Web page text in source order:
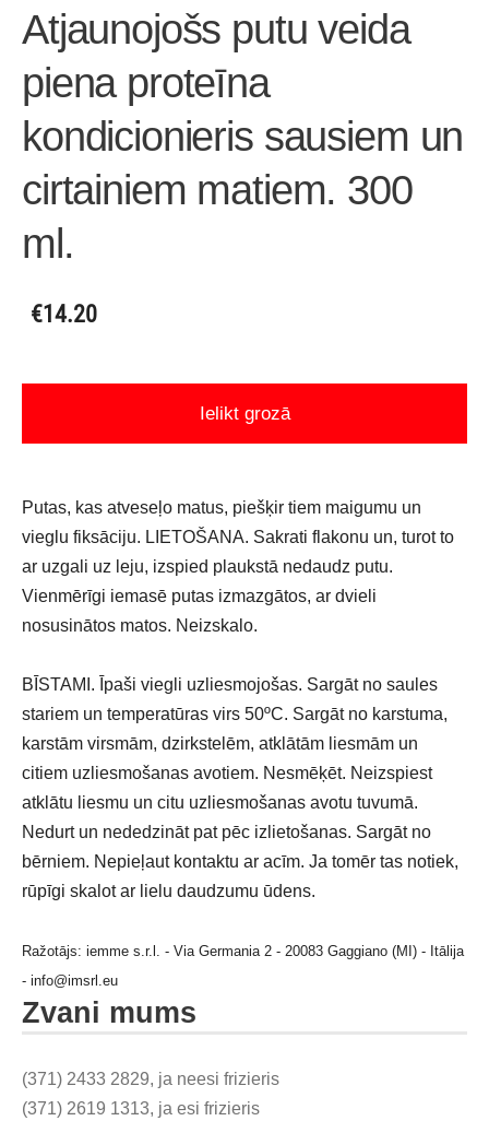
Zvani mums
(371) 2433 2829, ja neesi frizieris
(371) 2619 1313, ja esi frizieris
Atjaunojošs putu veida
piena proteīna
kondicionieris sausiem un
cirtainiem matiem. 300
ml.
€14.20
Ielikt grozā
Putas, kas atveseļo matus, piešķir tiem maigumu un
vieglu fiksāciju. LIETOŠANA. Sakrati flakonu un, turot to
ar uzgali uz leju, izspied plaukstā nedaudz putu.
Vienmērīgi iemasē putas izmazgātos, ar dvieli
nosusinātos matos. Neizskalo.
BĪSTAMI. Īpaši viegli uzliesmojošas. Sargāt no saules
stariem un temperatūras virs 50ºC. Sargāt no karstuma,
karstām virsmām, dzirkstelēm, atklātām liesmām un
citiem uzliesmošanas avotiem. Nesmēķēt. Neizspiest
atklātu liesmu un citu uzliesmošanas avotu tuvumā.
Nedurt un nededzināt pat pēc izlietošanas. Sargāt no
bērniem. Nepieļaut kontaktu ar acīm. Ja tomēr tas notiek,
rūpīgi skalot ar lielu daudzumu ūdens.
Ražotājs: iemme s.r.l. - Via Germania 2 - 20083 Gaggiano (MI) - Itālija
- info@imsrl.eu